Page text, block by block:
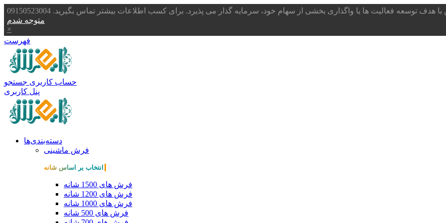
با هدف توسعه فعالیت ها یا واگذاری بخشی از سهام خود، سرمایه گذار می پذیرد. برای کسب اطلاعات بیشتر تماس بگیرید. 09150523004
متوجه شدم
×
فهرست
حساب کاربری جستجو
پنل کاربری
دسته‌بندی‌ها
فرش ماشینی
انتخاب بر اساس شانه
فرش های 1500 شانه
فرش های 1200 شانه
فرش های 1000 شانه
فرش های 500 شانه